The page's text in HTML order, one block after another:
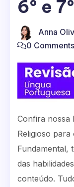
6º e
Anna
0 Comments
Confira nossa
Religioso para
Fundamental,
das
conteúdo.